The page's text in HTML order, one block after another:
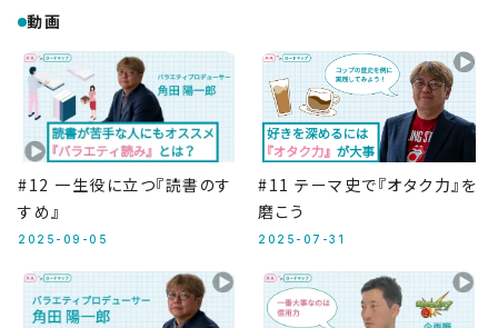
動画
#12 一生役に立つ『読書のす
すめ』
2025-09-05
#11 テーマ史で『オタク力』を
磨こう
2025-07-31